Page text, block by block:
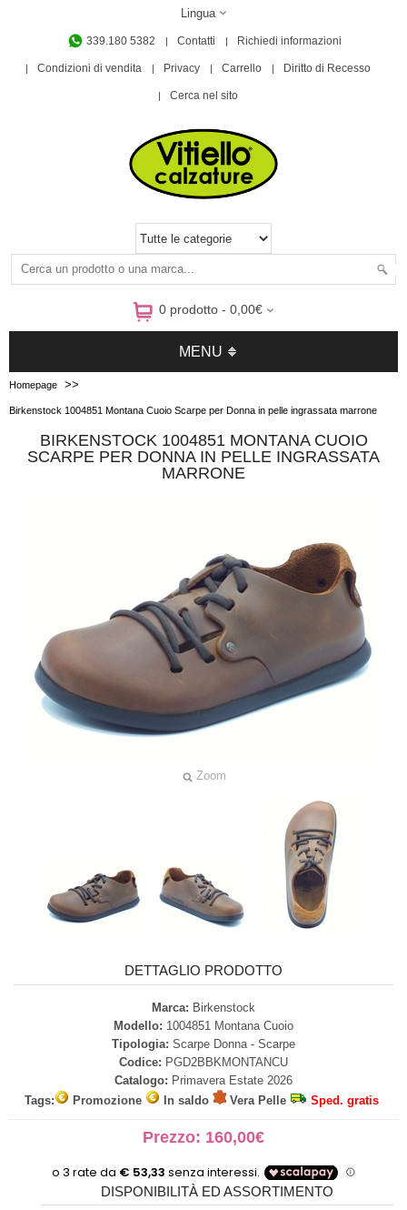
Lingua
339.180 5382 Contatti Richiedi informazioni
Condizioni di vendita Privacy Carrello Diritto di Recesso
Cerca nel sito
0 prodotto - 0,00€
MENU
Homepage >>
Birkenstock 1004851 Montana Cuoio Scarpe per Donna in pelle ingrassata marrone
BIRKENSTOCK 1004851 MONTANA CUOIO
SCARPE PER DONNA IN PELLE INGRASSATA
MARRONE
Zoom
DETTAGLIO PRODOTTO
Marca: Birkenstock
Modello: 1004851 Montana Cuoio
Tipologia: Scarpe Donna - Scarpe
Codice: PGD2BBKMONTANCU
Catalogo: Primavera Estate 2026
Tags:
Promozione In saldo Vera Pelle Sped. gratis
Prezzo: 160,00€
DISPONIBILITÀ ED ASSORTIMENTO